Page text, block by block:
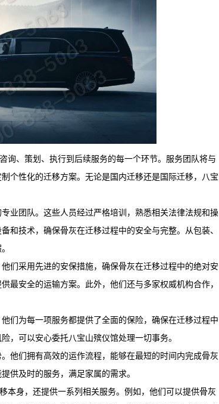
询、策划、执行到后续服务的每一个环节。服务团队将与
个性化的迁移方案。无论是国内迁移还是国际迁移，
八宝
业团队。这些人员经过严格培训，熟悉相关法律法规和操
和技术，确保骨灰在迁移过程中的安全与完整。从包装、
们采用先进的安保措施，确保骨灰在迁移过程中的绝对安
最安全的运输方案。此外，他们还与多家权威机构合作，
们为每一项服务都提供了全面的保险，确保在迁移过程中
，可以安心委托八宝山殡仪馆处理一切事务。
他们拥有高效的运作流程，能够在最短的时间内完成骨灰
供及时的服务，满足家属的需求。
本身，还提供一系列相关服务。例如，他们可以提供骨灰